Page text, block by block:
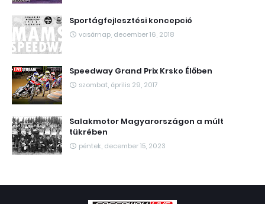
Sportágfejlesztési koncepció
vasárnap, december 16, 2018
Speedway Grand Prix Krsko Élőben
szombat, április 29, 2017
Salakmotor Magyarországon a múlt
tükrében
péntek, december 15, 2023